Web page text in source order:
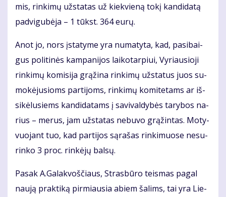
mis, rin­ki­mų už­sta­tas už kiek­vie­ną to­kį kan­di­da­tą
pa­dvi­gu­bė­ja – 1 tūkst. 364 eu­rų.
Anot jo, nors įsta­ty­me yra nu­ma­ty­ta, kad, pa­si­bai­
gus po­li­ti­nės kam­pa­ni­jos lai­ko­tar­piui, Vy­riau­sio­ji
rin­ki­mų ko­mi­si­ja grą­ži­na rin­ki­mų už­sta­tus juos su­
mo­kė­ju­sioms par­ti­joms, rin­ki­mų ko­mi­te­tams ar iš­
si­kė­lu­siems kan­di­da­tams į sa­vi­val­dy­bės ta­ry­bos na­
rius – me­rus, jam už­sta­tas ne­bu­vo grą­žin­tas. Mo­ty­
vuo­jant tuo, kad par­ti­jos są­ra­šas rin­ki­muo­se ne­su­
rin­ko 3 proc. rin­kė­jų bal­sų.
Pa­sak A.Ga­lak­voš­čiaus, Stras­bū­ro teis­mas pa­gal
nau­ją prak­ti­ką pir­miau­sia abiem ša­lims, tai yra Lie­